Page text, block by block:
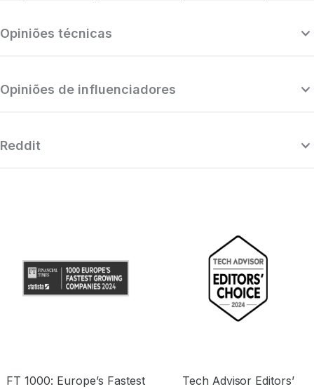
Opiniões técnicas
“A Surfshark é uma VPN altamente
Opiniões de influenciadores
Reddit
FT 1000: Europe’s Fastest
Tech Advisor Editors’